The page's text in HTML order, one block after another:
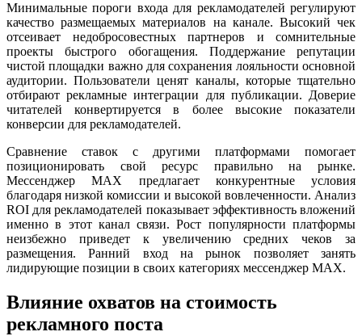
Минимальные пороги входа для рекламодателей регулируют
качество размещаемых материалов на канале. Высокий чек
отсеивает недобросовестных партнеров и сомнительные
проекты быстрого обогащения. Поддержание репутации
чистой площадки важно для сохранения лояльности основной
аудитории. Пользователи ценят каналы, которые тщательно
отбирают рекламные интеграции для публикации. Доверие
читателей конвертируется в более высокие показатели
конверсии для рекламодателей.
Сравнение ставок с другими платформами помогает
позиционировать свой ресурс правильно на рынке.
Мессенджер MAX предлагает конкурентные условия
благодаря низкой комиссии и высокой вовлеченности. Анализ
ROI для рекламодателей показывает эффективность вложений
именно в этот канал связи. Рост популярности платформы
неизбежно приведет к увеличению средних чеков за
размещения. Ранний вход на рынок позволяет занять
лидирующие позиции в своих категориях мессенджер MAX.
Влияние охватов на стоимость
рекламного поста